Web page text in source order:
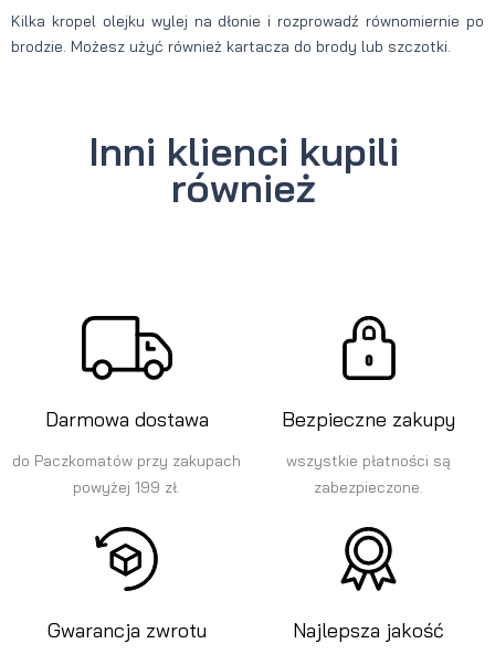
Kilka kropel olejku wylej na dłonie i rozprowadź równomiernie po
brodzie. Możesz użyć również kartacza do brody lub szczotki.
Inni klienci kupili
również
Darmowa dostawa
do Paczkomatów przy zakupach
powyżej 199 zł.
Bezpieczne zakupy
wszystkie płatności są
zabezpieczone.
Gwarancja zwrotu Najlepsza jakość